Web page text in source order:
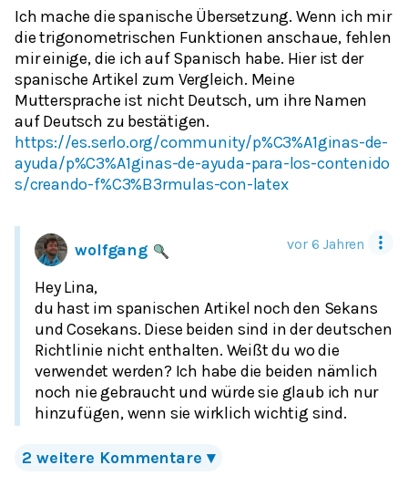
Ich mache die spanische Übersetzung. Wenn ich mir
die trigonometrischen Funktionen anschaue, fehlen
mir einige, die ich auf Spanisch habe. Hier ist der
spanische Artikel zum Vergleich. Meine
Muttersprache ist nicht Deutsch, um ihre Namen
https://es.serlo.org/community/p%C3%A1ginas-de-
ayuda/p%C3%A1ginas-de-ayuda-para-los-contenido
s/creando-f%C3%B3rmulas-con-latex
wolfgang vor 6 Jahren
Hey Lina,
du hast im spanischen Artikel noch den Sekans
und Cosekans. Diese beiden sind in der deutschen
Richtlinie nicht enthalten. Weißt du wo die
verwendet werden? Ich habe die beiden nämlich
noch nie gebraucht und würde sie glaub ich nur
hinzufügen, wenn sie wirklich wichtig sind.
2 weitere Kommentare ▾